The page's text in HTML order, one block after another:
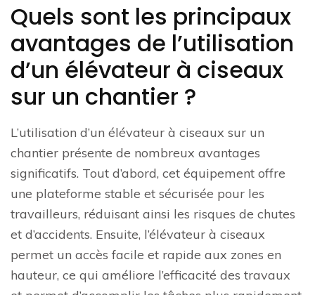
Quels sont les principaux
avantages de l’utilisation
d’un élévateur à ciseaux
sur un chantier ?
L’utilisation d’un élévateur à ciseaux sur un
chantier présente de nombreux avantages
significatifs. Tout d’abord, cet équipement offre
une plateforme stable et sécurisée pour les
travailleurs, réduisant ainsi les risques de chutes
et d’accidents. Ensuite, l’élévateur à ciseaux
permet un accès facile et rapide aux zones en
hauteur, ce qui améliore l’efficacité des travaux